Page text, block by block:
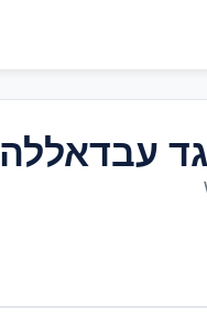
עבדאללה